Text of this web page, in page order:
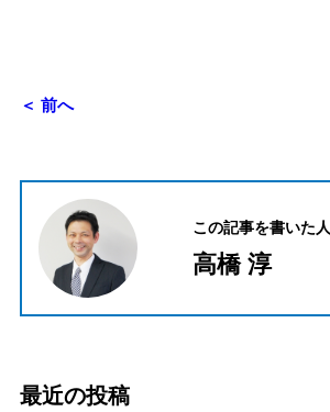
＜ 前へ
この記事を書いた人
高橋 淳
最近の投稿